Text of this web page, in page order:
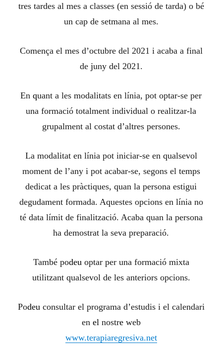
tres tardes al mes a classes (en sessió de tarda) o bé
un cap de setmana al mes.
Comença el mes d’octubre del 2021 i acaba a final
de juny del 2021.
En quant a les modalitats en línia, pot optar-se per
una formació totalment individual o realitzar-la
grupalment al costat d’altres persones.
La modalitat en línia pot iniciar-se en qualsevol
moment de l’any i pot acabar-se, segons el temps
dedicat a les pràctiques, quan la persona estigui
degudament formada. Aquestes opcions en línia no
té data límit de finalització. Acaba quan la persona
ha demostrat la seva preparació.
També podeu optar per una formació mixta
utilitzant qualsevol de les anteriors opcions.
Podeu consultar el programa d’estudis i el calendari
en el nostreweb
www.terapiaregresiva.net